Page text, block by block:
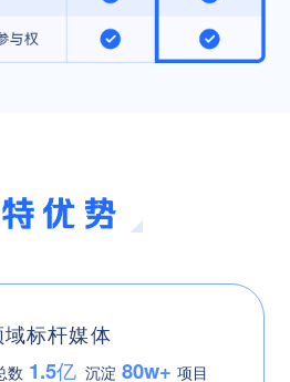
标杆媒体
数 1.5亿 沉淀 80w+ 项目